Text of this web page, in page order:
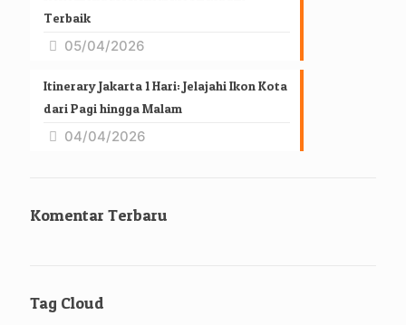
Terbaik
05/04/2026
Itinerary Jakarta 1 Hari: Jelajahi Ikon Kota
dari Pagi hingga Malam
04/04/2026
Komentar Terbaru
Tag Cloud